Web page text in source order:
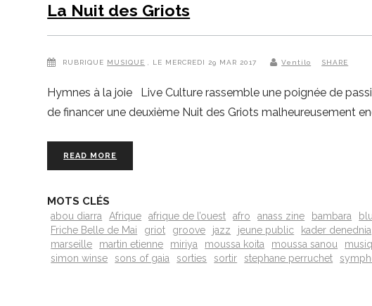
La Nuit des Griots
RUBRIQUE MUSIQUE , LE MERCREDI 29 MAR 2017 Ventilo SHARE
Hymnes à la joie Live Culture rassemble une poignée de
de financer une deuxième Nuit des Griots malheureusement
READ MORE
MOTS CLÉS
abou diarra Afrique afrique de l’ouest afro anass zine bambara
Friche Belle de Mai
griot groove jazz jeune public kader denednia
marseille
martin etienne miriya moussa koita moussa sanou
simon winse
sons of gaia sorties sortir stephane perruchet